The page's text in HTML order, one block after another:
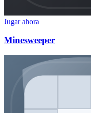
Jugar ahora
Minesweeper